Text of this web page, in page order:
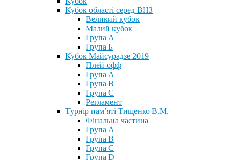
Кубок області серед ВНЗ
Великий кубок
Малий кубок
Група А
Група Б
Кубок Майсурадзе 2019
Плей-офф
Група А
Група В
Група С
Регламент
Турнір пам’яті Тищенко В.М.
Фінальна частина
Група А
Група В
Група С
Група D